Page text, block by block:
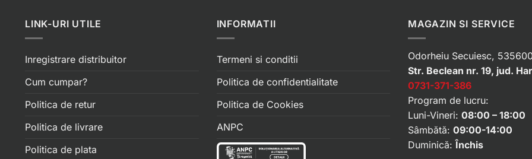
LINK-URI UTILE
Inregistrare distribuitor
Cum cumpar?
Politica de retur
Politica de livrare
Politica de plata
INFORMATII
Termeni si conditii
Politica de confidentialitate
Politica de Cookies
ANPC
MAGAZIN SI SERVICE
Odorheiu Secuiesc,
Str. Beclean nr. 19, jud.
0731-371-386
Program de lucru:
Luni-Vineri: 08:00 – 18:00
Sâmbătă: 09:00-14:00
Duminică: Închis